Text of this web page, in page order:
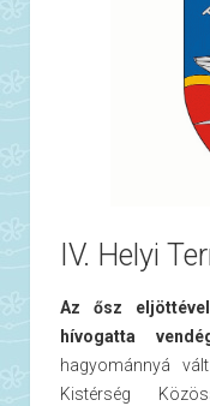
fejlődéséhez,
vállalkozások
gazdasági fejlődést.
Harkai
szavaival a
még inkább a
Az ősz
hívogatta
hagyománnyá
Kistérség